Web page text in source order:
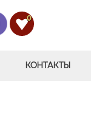
0
КОНТАКТЫ